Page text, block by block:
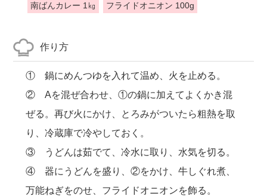
南ばんカレー 1㎏ フライドオニオン 100g
作り方
① 鍋にめんつゆを入れて温め、火を止める。
② Aを混ぜ合わせ、①の鍋に加えてよくかき混
ぜる。再び火にかけ、とろみがついたら粗熱を取
り、冷蔵庫で冷やしておく。
③ うどんは茹でて、冷水に取り、水気を切る。
④ 器にうどんを盛り、②をかけ、牛しぐれ煮、
万能ねぎをのせ、フライドオニオンを飾る。